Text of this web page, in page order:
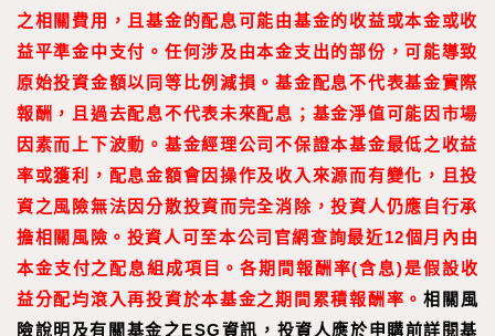
之相關費用，且基金的配息可能由基金的收益或本金或收
益平準金中支付。任何涉及由本金支出的部份，可能導致
原始投資金額以同等比例減損。基金配息不代表基金實際
報酬，且過去配息不代表未來配息；基金淨值可能因市場
因素而上下波動。基金經理公司不保證本基金最低之收益
率或獲利，配息金額會因操作及收入來源而有變化，且投
資之風險無法因分散投資而完全消除，投資人仍應自行承
擔相關風險。投資人可至本公司官網查詢最近12個月內由
本金支付之配息組成項目。各期間報酬率(含息)是假設收
益分配均滾入再投資於本基金之期間累積報酬率。相關風
險說明及有關基金之ESG資訊，投資人應於申購前詳閱基